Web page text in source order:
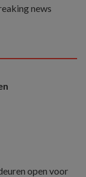
news
open voor